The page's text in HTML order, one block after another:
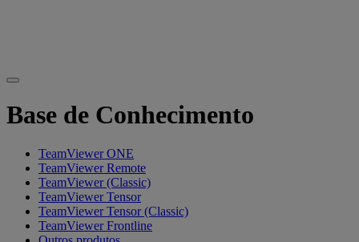
Base de Conhecimento
TeamViewer ONE
TeamViewer Remote
TeamViewer (Classic)
TeamViewer Tensor
TeamViewer Tensor (Classic)
TeamViewer Frontline